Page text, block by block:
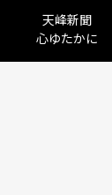
天峰新聞
心ゆたかに